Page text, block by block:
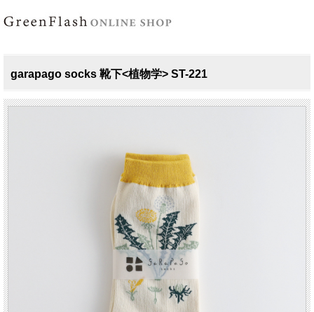
garapago socks 靴下<植物学> ST-221